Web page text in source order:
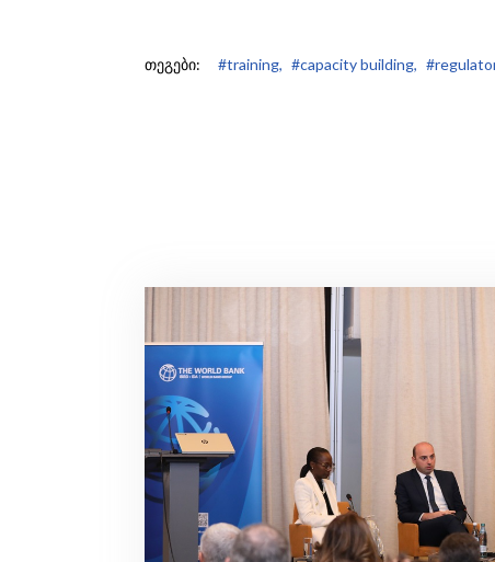
თეგები: #training, #capacity building,